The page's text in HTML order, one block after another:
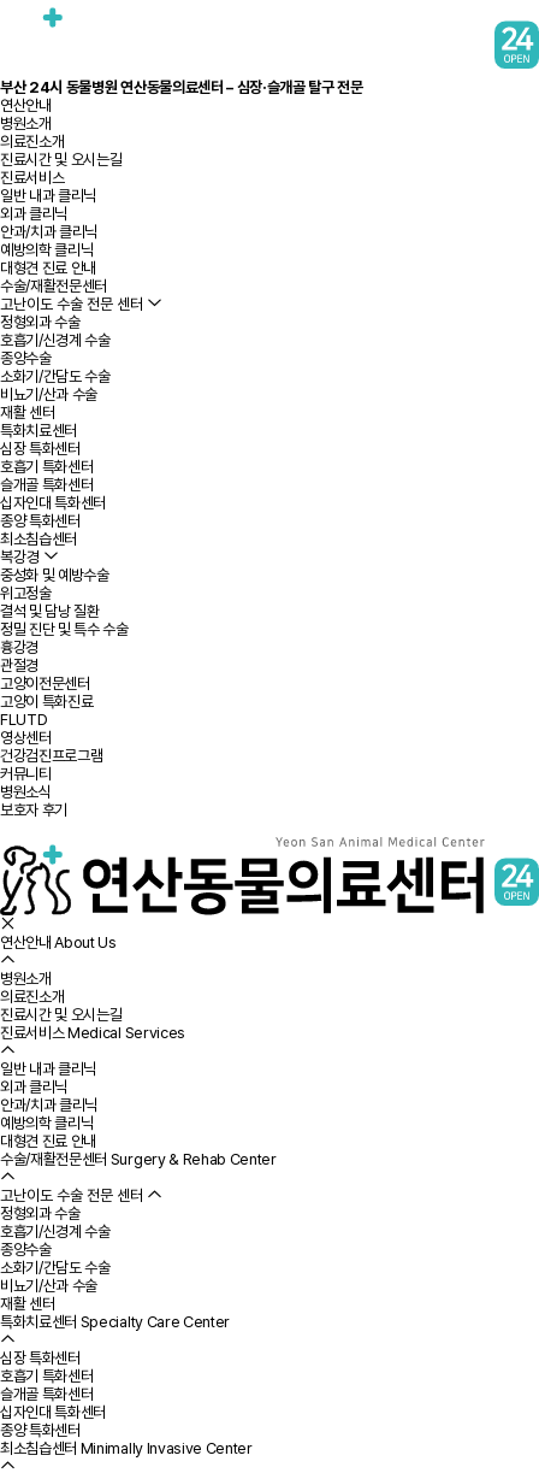
부산 24시 동물병원 연산동물의료센터 – 심장·슬개골 탈구 전문
연산안내
병원소개
의료진소개
진료시간 및 오시는길
진료서비스
일반 내과 클리닉
외과 클리닉
안과/치과 클리닉
예방의학 클리닉
대형견 진료 안내
수술/재활전문센터
고난이도 수술 전문 센터
정형외과 수술
호흡기/신경계 수술
종양수술
소화기/간담도 수술
비뇨기/산과 수술
재활 센터
특화치료센터
심장 특화센터
호흡기 특화센터
슬개골 특화센터
십자인대 특화센터
종양 특화센터
최소침습센터
복강경
중성화 및 예방수술
위고정술
결석 및 담낭 질환
정밀 진단 및 특수 수술
흉강경
관절경
고양이전문센터
고양이 특화진료
FLUTD
영상센터
건강검진프로그램
커뮤니티
병원소식
보호자 후기
연산안내About Us
병원소개
의료진소개
진료시간 및 오시는길
진료서비스Medical Services
일반 내과 클리닉
외과 클리닉
안과/치과 클리닉
예방의학 클리닉
대형견 진료 안내
수술/재활전문센터 Surgery & Rehab Center
고난이도 수술 전문 센터
정형외과 수술
호흡기/신경계 수술
종양수술
소화기/간담도 수술
비뇨기/산과 수술
재활 센터
특화치료센터 Specialty Care Center
심장 특화센터
호흡기 특화센터
슬개골 특화센터
십자인대 특화센터
종양 특화센터
최소침습센터 Minimally Invasive Center